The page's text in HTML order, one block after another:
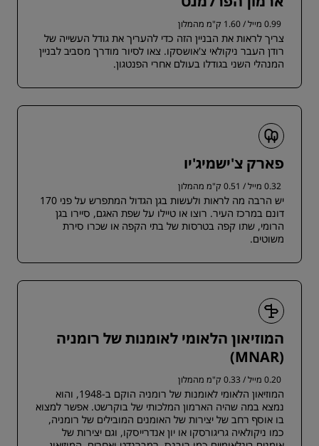
0.99 מייל / 1.60 ק"מ מהמלון
צריך לראות את הבניין הזה כדי להעריך את גודל העשייה של
רודן העבר ניקולאי צ'אושסקו. צאו לסיור מודרך מסביב לבניין
המנהלי השני בגודלו בעולם אחרי הפנטגון.
פארק צ'ישמיג'יו
0.32 מייל / 0.51 ק"מ מהמלון
יש הרבה מה לראות ולעשות בגן הגדול המתפרש על פני 170
דונם במרכז העיר. רוצו או טיילו על שפת האגם, סיירו בגן
הרומי, שתו קפה בטרסות של בתי הקפה או שכרו סירת
משוטים.
המוזיאון הלאומי לאומנות של רומניה
(MNAR)
0.20 מייל / 0.33 ק"מ מהמלון
המוזיאון הלאומי לאומנות של רומניה הוקם ב-1948, והוא
נמצא במה שהיה הארמון המלכותי של בוקרשט. אפשר למצוא
בו אוסף רחב של יצירות של האומנים המובילים של רומניה,
כמו ניקולאיה גריגורסקו או יון אנדרייסקו, וגם יצירות של